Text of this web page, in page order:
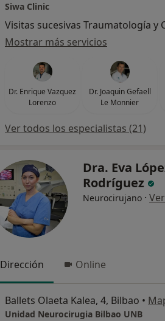
Siwa Clinic
Mostrar más servicios
Dr. Enrique Vazquez
Lorenzo
Dr. Joaquin Gefaell
Le Monnier
Ver todos los especialistas (21)
Dra. Eva
Rodríguez
Neurocirujano ·
Dirección Online
Ballets Olaeta Kalea, 4, Bilbao •
Unidad Neurocirugia Bilbao UNB